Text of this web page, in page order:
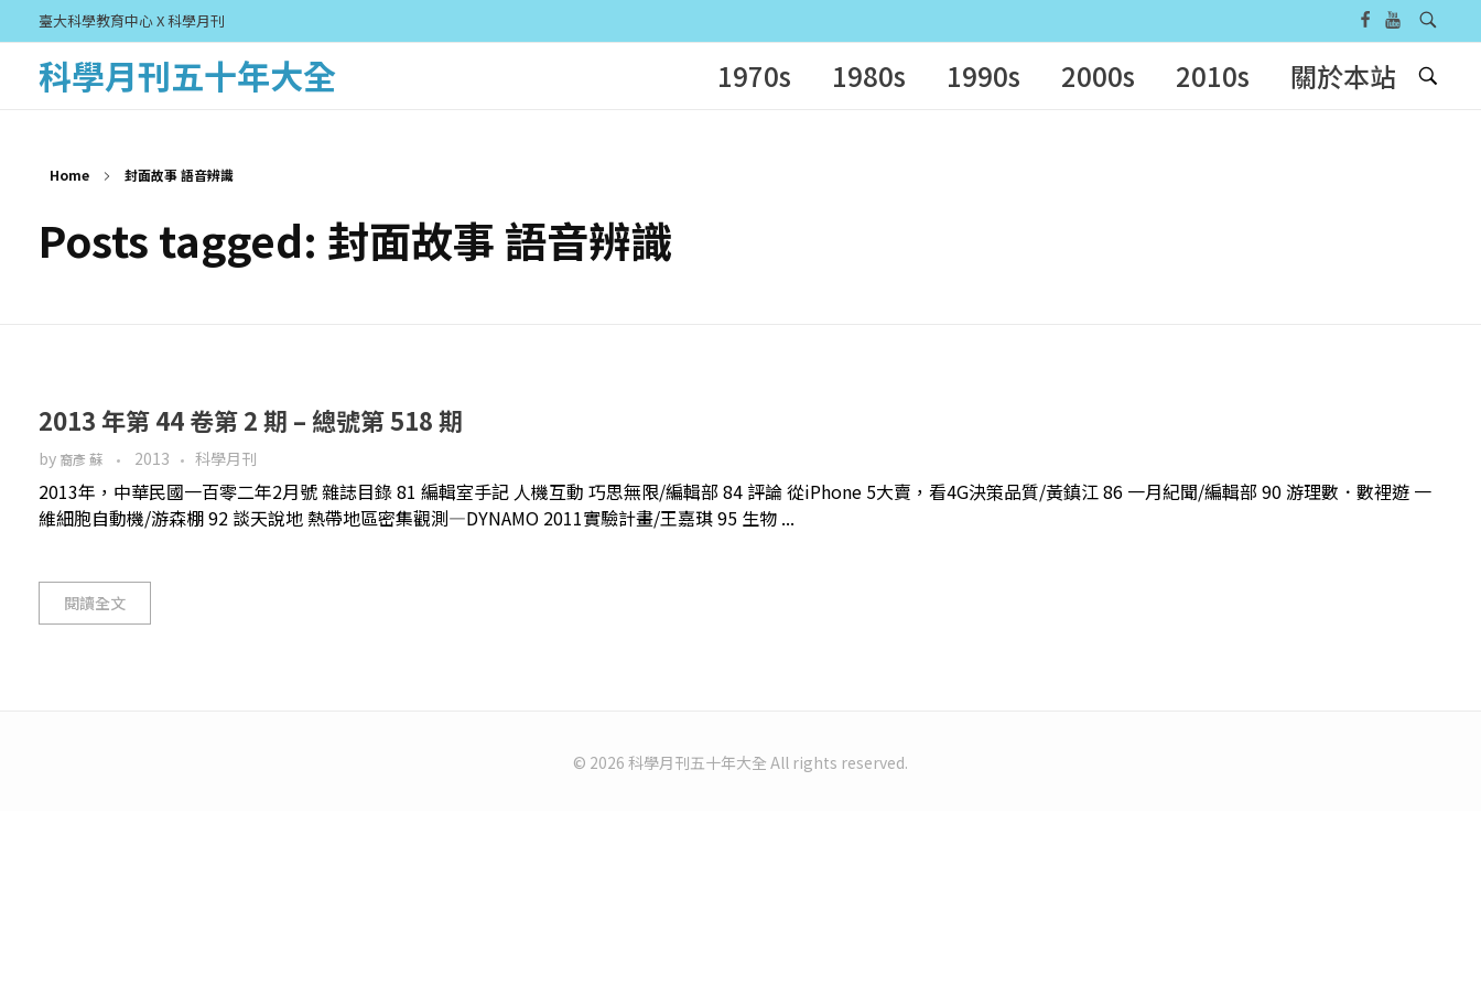
臺大科學教育中心 X 科學月刊
科學月刊五十年大全 1970s 1980s 1990s 2000s 2010s 關於本站
Home 封面故事 語音辨識
Posts tagged: 封面故事 語音辨識
2013 年第 44 卷第 2 期 – 總號第 518 期
by 裔彥 蘇 2013 科學月刊
2013年，中華民國一百零二年2月號 雜誌目錄 81 編輯室手記 人機互動 巧思無限/編輯部 84 評論 從iPhone 5大賣，看4G決策品質/黃鎮江 86 一月紀聞/編輯部 90 游理數．數裡遊 一
維細胞自動機/游森棚 92 談天說地 熱帶地區密集觀測—DYNAMO 2011實驗計畫/王嘉琪 95 生物 ...
閱讀全文
© 2026 科學月刊五十年大全 All rights reserved.